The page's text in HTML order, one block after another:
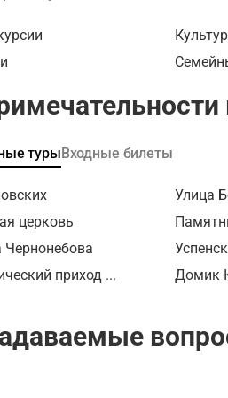
Только
или
и
около
для
есть
через
улицы с
Лыковой
вдоль и
турыВходные билеты
Улица
церковь
Чернонебова
приход ...
Домик